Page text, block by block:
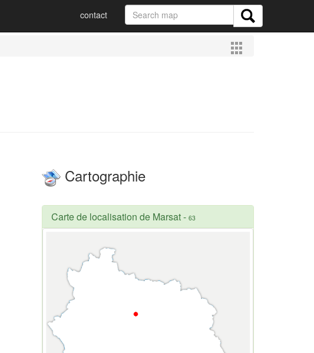
contact
Cartographie
Carte de localisation de Marsat- 63